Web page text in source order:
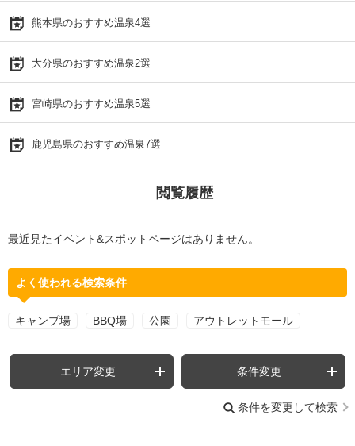
熊本県のおすすめ温泉4選
大分県のおすすめ温泉2選
宮崎県のおすすめ温泉5選
鹿児島県のおすすめ温泉7選
閲覧履歴
最近見たイベント&スポットページはありません。
よく使われる検索条件
キャンプ場 BBQ場 公園 アウトレットモール
エリア変更 条件変更
条件を変更して検索